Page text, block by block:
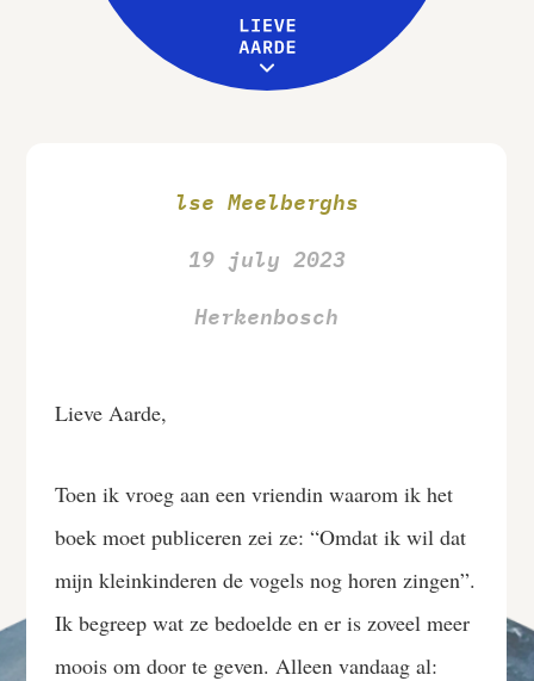
Leive Aarde
Workshops
MENU
lse Meelberghs
19 july 2023
Herkenbosch
Lieve Aarde,
Toen ik vroeg aan een vriendin waarom ik het
boek moet publiceren zei ze: “Omdat ik wil dat
mijn kleinkinderen de vogels nog horen zingen”.
Ik begreep wat ze bedoelde en er is zoveel meer
moois om door te geven. Alleen vandaag al: